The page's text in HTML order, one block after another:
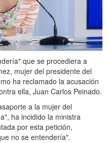
que se procediera a
mujer del presidente del
ha reclamado la acusación
ella, Juan Carlos Peinado.
a la mujer del
ha incidido la ministra
por esta petición,
no se entendería".